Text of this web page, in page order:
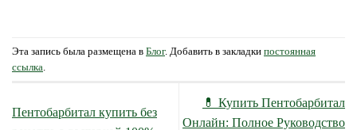
Эта запись была размещена в Блог. Добавить в закладки постоянная
ссылка
Пентобарбитал купить без
💊 Купить Пентобарбитал
Онлайн: Полное Руководство